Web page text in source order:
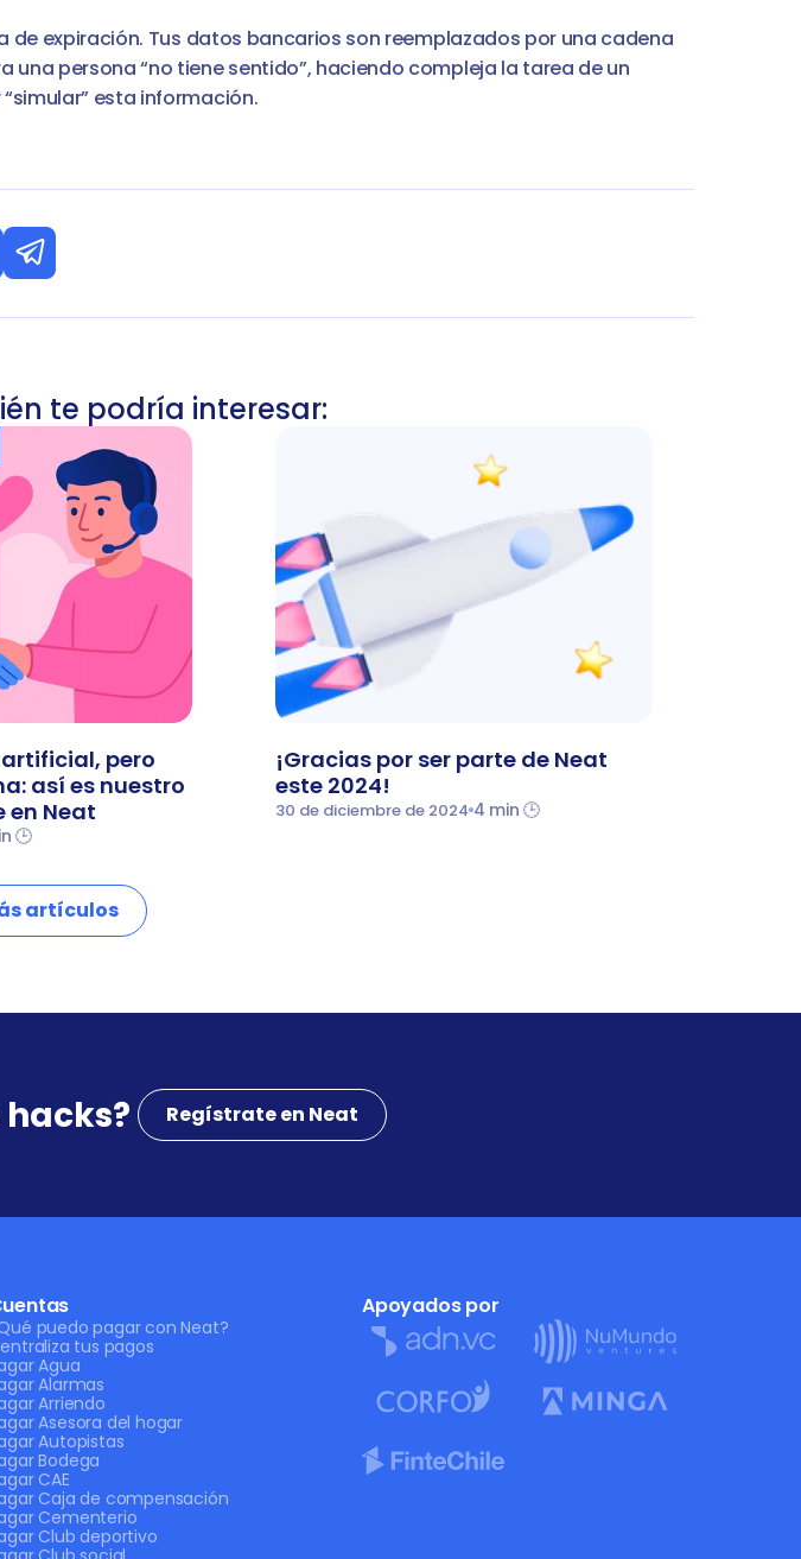
de expiración. Tus datos bancarios son reemplazados por una cadena
una persona “no tiene sentido”, haciendo compleja la tarea de un
esta información.
te podría interesar:
pero
así es nuestro
en Neat
🕒
¡Gracias por ser parte de Neat
este 2024!
30 de diciembre de 2024 4 min 🕒
artículos
Regístrate en Neat
puedo pagar con Neat?
tus pagos
Agua
Alarmas
Arriendo
Asesora del hogar
Autopistas
Bodega
CAE
Caja de compensación
Cementerio
Club deportivo
Apoyados por